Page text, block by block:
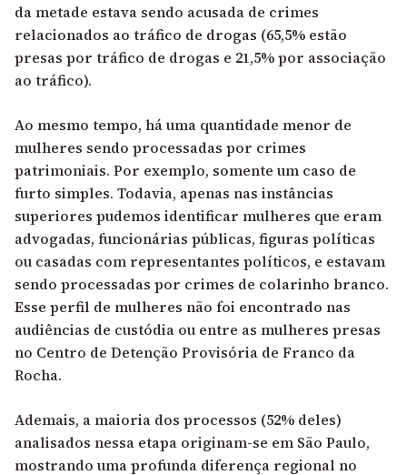
da metade estava sendo acusada de crimes
relacionados ao tráfico de drogas (65,5% estão
presas por tráfico de drogas e 21,5% por associação
ao tráfico).
Ao mesmo tempo, há uma quantidade menor de
mulheres sendo processadas por crimes
patrimoniais. Por exemplo, somente um caso de
furto simples. Todavia, apenas nas instâncias
superiores pudemos identificar mulheres que eram
advogadas, funcionárias públicas, figuras políticas
ou casadas com representantes políticos, e estavam
sendo processadas por crimes de colarinho branco.
Esse perfil de mulheres não foi encontrado nas
audiências de custódia ou entre as mulheres presas
no Centro de Detenção Provisória de Franco da
Rocha.
Ademais, a maioria dos processos (52% deles)
analisados nessa etapa originam-se em São Paulo,
mostrando uma profunda diferença regional no